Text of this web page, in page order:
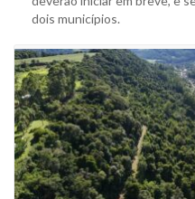
dois municípios.